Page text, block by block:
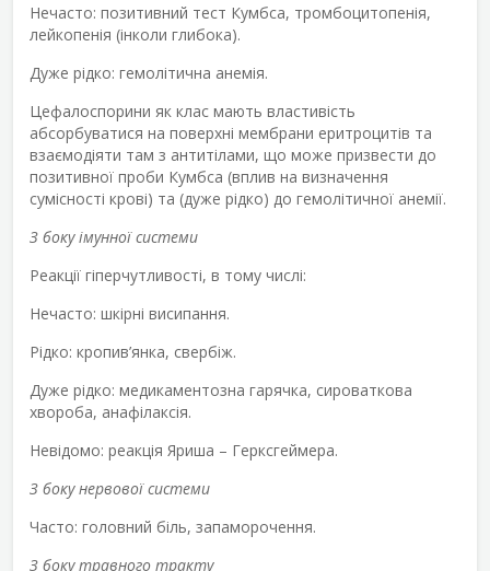
Нечасто: позитивний тест Кумбса, тромбоцитопенія,
лейкопенія (інколи глибока).
Дуже рідко: гемолітична анемія.
Цефалоспорини як клас мають властивість
абсорбуватися на поверхні мембрани еритроцитів та
взаємодіяти там з антитілами, що може призвести до
позитивної проби Кумбса (вплив на визначення
сумісності крові) та (дуже рідко) до гемолітичної анемії.
З боку імунної системи
Реакції гіперчутливості, в тому числі:
Нечасто: шкірні висипання.
Рідко: кропив’янка, свербіж.
Дуже рідко: медикаментозна гарячка, сироваткова
хвороба, анафілаксія.
Невідомо: реакція Яриша – Герксгеймера.
З боку нервової системи
Часто: головний біль, запаморочення.
З боку травного тракту